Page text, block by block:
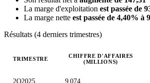
La marge d'exploitation est passée de
La marge nette est passée de 4,40% à
Résultats (4 derniers trimestres)
TRIMESTRE
CHIFFRE D'AFFAIRES
(MILLIONS)
2Q2025 9 074